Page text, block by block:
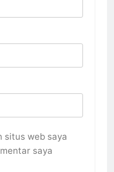
situs web saya
saya